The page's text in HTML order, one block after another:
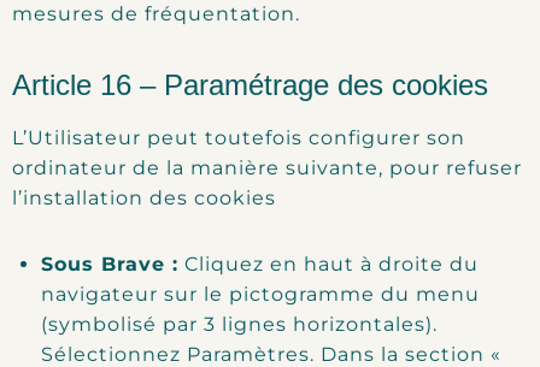
mesures de fréquentation.
Article 16 – Paramétrage des cookies
L’Utilisateur peut toutefois configurer son
ordinateur de la manière suivante, pour refuser
l’installation des cookies
Sous Brave : Cliquez en haut à droite du
navigateur sur le pictogramme du menu
(symbolisé par 3 lignes horizontales).
Sélectionnez Paramètres. Dans la section «